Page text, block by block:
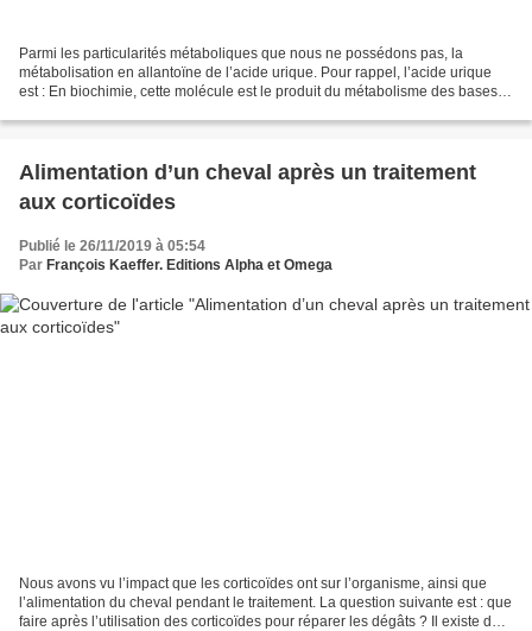
Parmi les particularités métaboliques que nous ne possédons pas, la
métabolisation en allantoïne de l’acide urique. Pour rappel, l’acide urique
est : En biochimie, cette molécule est le produit du métabolisme des bases
Alimentation d’un cheval après un traitement
aux corticoïdes
Publié le 26/11/2019 à 05:54
Par François Kaeffer. Editions Alpha et Omega
Nous avons vu l’impact que les corticoïdes ont sur l’organisme, ainsi que
l’alimentation du cheval pendant le traitement. La question suivante est : que
faire après l’utilisation des corticoïdes pour réparer les dégâts ? Il existe des